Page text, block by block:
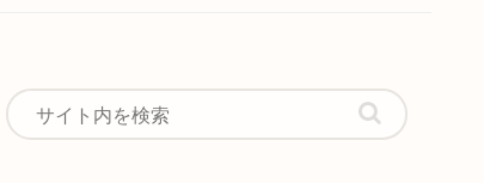
だよなぁ…